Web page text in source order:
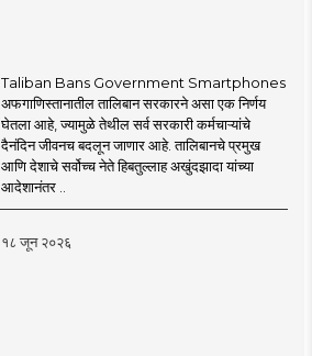
Taliban Bans Government Smartphones
अफगाणिस्तानातील तालिबान सरकारने असा एक निर्णय
घेतला आहे, ज्यामुळे तेथील सर्व सरकारी कर्मचाऱ्यांचे
दैनंदिन जीवनच बदलून जाणार आहे. तालिबानचे प्रमुख
आणि देशाचे सर्वोच्च नेते हिबतुल्लाह अखुंदझादा यांच्या
आदेशानंतर ..
१८ जून २०२६